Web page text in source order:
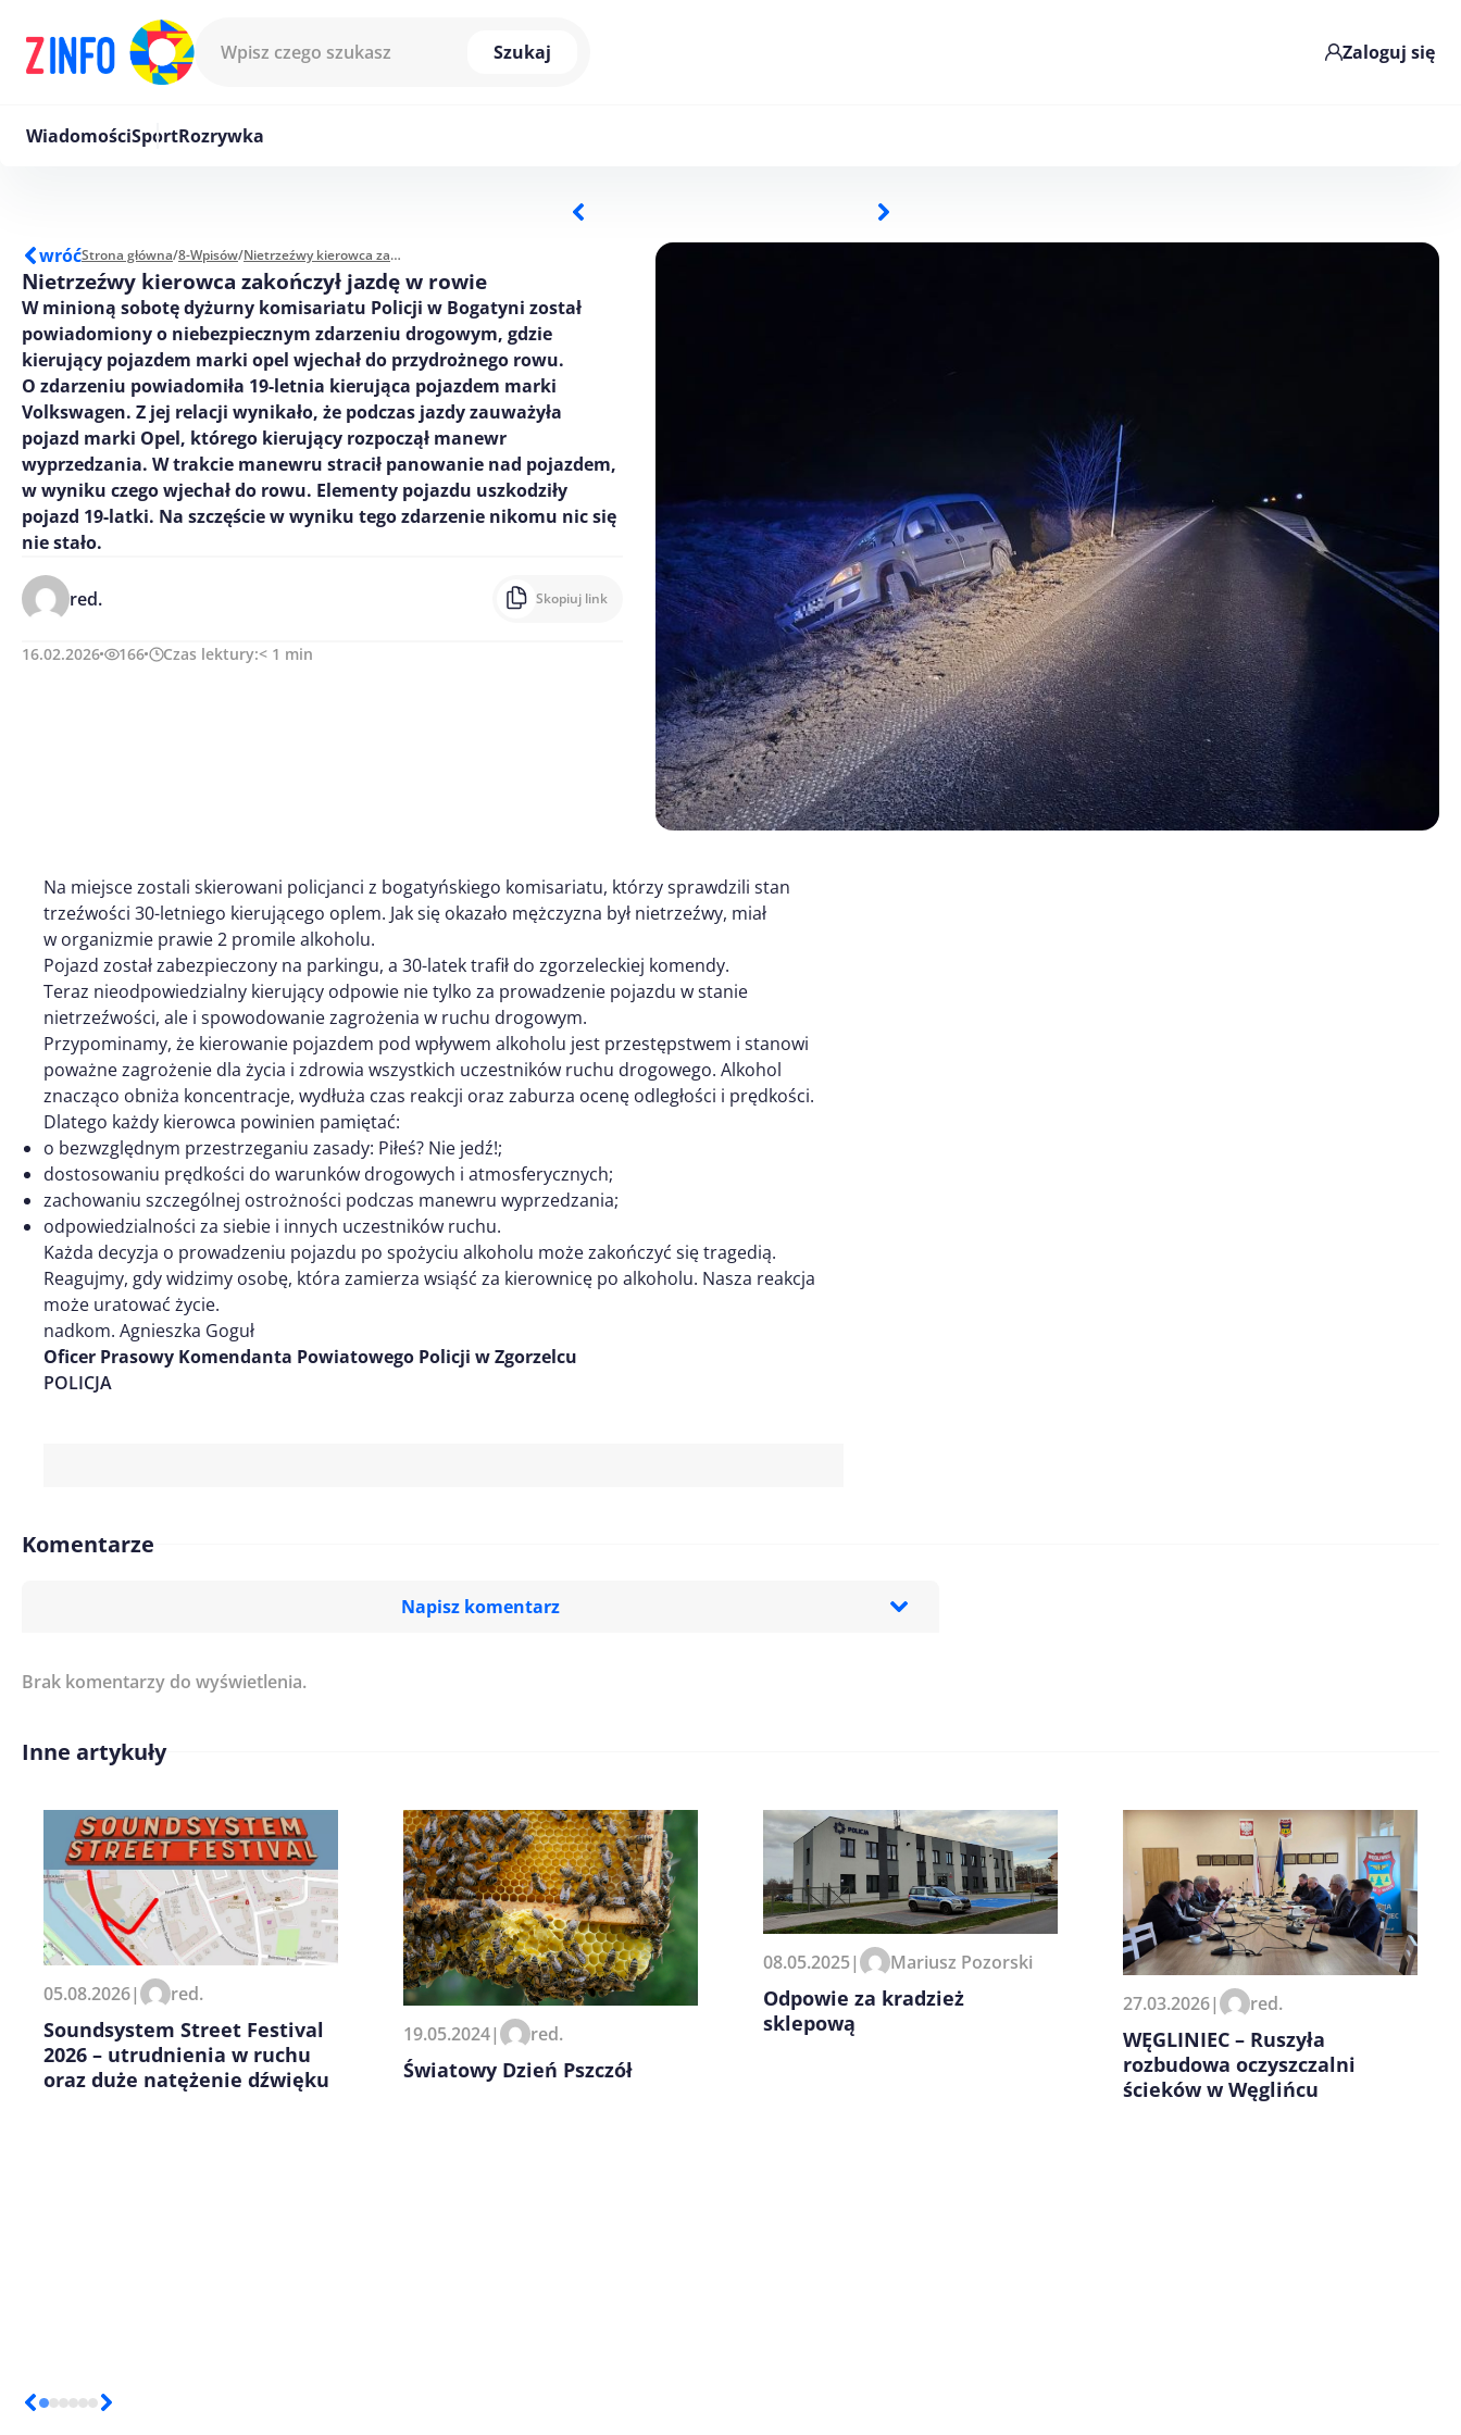
Szukaj
Zaloguj się
WiadomościSportRozrywka
wróćStrona główna/8-Wpisów/ Nietrzeźwy kierowca zakończył jazdę w rowie
Nietrzeźwy kierowca zakończył jazdę w rowie
W minioną sobotę dyżurny komisariatu Policji w Bogatyni został
powiadomiony o niebezpiecznym zdarzeniu drogowym, gdzie
kierujący pojazdem marki opel wjechał do przydrożnego rowu.
O zdarzeniu powiadomiła 19-letnia kierująca pojazdem marki
Volkswagen. Z jej relacji wynikało, że podczas jazdy zauważyła
pojazd marki Opel, którego kierujący rozpoczął manewr
wyprzedzania. W trakcie manewru stracił panowanie nad pojazdem,
w wyniku czego wjechał do rowu. Elementy pojazdu uszkodziły
pojazd 19-latki. Na szczęście w wyniku tego zdarzenie nikomu nic się
nie stało.
red. Skopiuj link
16.02.2026 166 Czas lektury:< 1 min
Na miejsce zostali skierowani policjanci z bogatyńskiego komisariatu, którzy sprawdzili stan
trzeźwości 30-letniego kierującego oplem. Jak się okazało mężczyzna był nietrzeźwy, miał
w organizmie prawie 2 promile alkoholu.
Pojazd został zabezpieczony na parkingu, a 30-latek trafił do zgorzeleckiej komendy.
Teraz nieodpowiedzialny kierujący odpowie nie tylko za prowadzenie pojazdu w stanie
nietrzeźwości, ale i spowodowanie zagrożenia w ruchu drogowym.
Przypominamy, że kierowanie pojazdem pod wpływem alkoholu jest przestępstwem i stanowi
poważne zagrożenie dla życia i zdrowia wszystkich uczestników ruchu drogowego. Alkohol
znacząco obniża koncentracje, wydłuża czas reakcji oraz zaburza ocenę odległości i prędkości.
Dlatego każdy kierowca powinien pamiętać:
o bezwzględnym przestrzeganiu zasady: Piłeś? Nie jedź!;
dostosowaniu prędkości do warunków drogowych i atmosferycznych;
zachowaniu szczególnej ostrożności podczas manewru wyprzedzania;
odpowiedzialności za siebie i innych uczestników ruchu.
Każda decyzja o prowadzeniu pojazdu po spożyciu alkoholu może zakończyć się tragedią.
Reagujmy, gdy widzimy osobę, która zamierza wsiąść za kierownicę po alkoholu. Nasza reakcja
może uratować życie.
nadkom. Agnieszka Goguł
Oficer Prasowy Komendanta Powiatowego Policji w Zgorzelcu
POLICJA
Komentarze
Napisz komentarz
Imię/ Nick*
Zapamiętaj moje dane w tej przeglądarce podczas pisania
kolejnych komentarzy.
Brak komentarzy do wyświetlenia.
Inne artykuły
05.08.2026| red.
Soundsystem Street Festival
2026 – utrudnienia w ruchu
oraz duże natężenie dźwięku
19.05.2024| red.
Światowy Dzień Pszczół
08.05.2025| Mariusz Pozorski
Odpowie za kradzież
sklepową
27.03.2026| red.
WĘGLINIEC – Ruszyła
rozbudowa oczyszczalni
ścieków w Węglińcu